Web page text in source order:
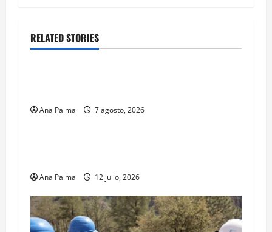
RELATED STORIES
Estados Portada
Ana Palma 7 agosto, 2026
MEXICO Portada
Ana Palma 12 julio, 2026